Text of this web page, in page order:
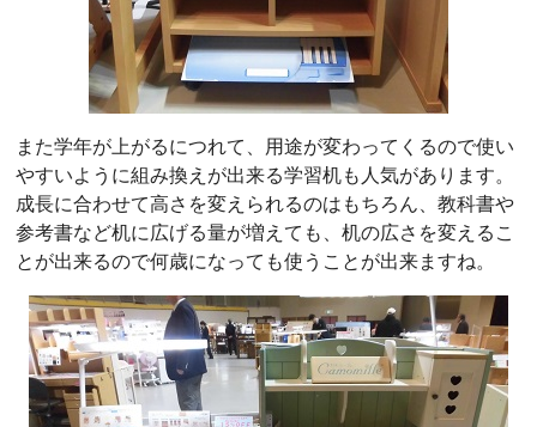
また学年が上がるにつれて、用途が変わってくるので使い
やすいように組み換えが出来る学習机も人気があります。
成長に合わせて高さを変えられるのはもちろん、教科書や
参考書など机に広げる量が増えても、机の広さを変えるこ
とが出来るので何歳になっても使うことが出来ますね。